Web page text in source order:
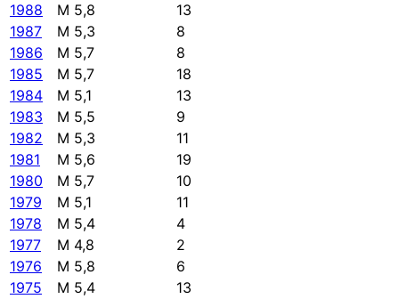
1988
M 5,8
13
1987
M 5,3
8
1986
M 5,7
8
1985
M 5,7
18
1984
M 5,1
13
1983
M 5,5
9
1982
M 5,3
11
1981
M 5,6
19
1980
M 5,7
10
1979
M 5,1
11
1978
M 5,4
4
1977
M 4,8
2
1976
M 5,8
6
1975
M 5,4
13